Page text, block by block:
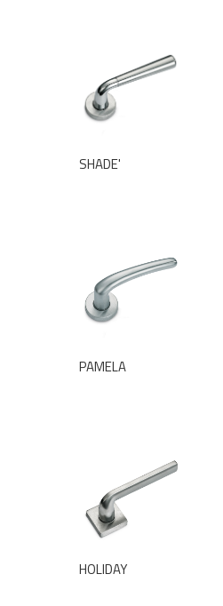
SHADE'
PAMELA
HOLIDAY